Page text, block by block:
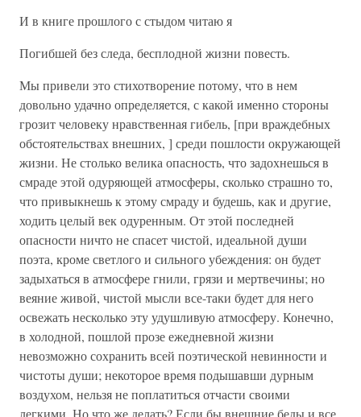
И в книге прошлого с стыдом читаю я
Погибшей без следа, бесплодной жизни повесть.
Мы привели это стихотворение потому, что в нем
довольно удачно определяется, с какой именно стороны
грозит человеку нравственная гибель, [при враждебных
обстоятельствах внешних, ] среди пошлости окружающей
жизни. Не столько велика опасность, что задохнешься в
смраде этой одуряющей атмосферы, сколько страшно то,
что привыкнешь к этому смраду и будешь, как и другие,
ходить целый век одуренным. От этой последней
опасности ничто не спасет чистой, идеальной души
поэта, кроме светлого и сильного убеждения: он будет
задыхаться в атмосфере гнили, грязи и мертвечины; но
веяние живой, чистой мысли все-таки будет для него
освежать несколько эту удушливую атмосферу. Конечно,
в холодной, пошлой прозе ежедневной жизни
невозможно сохранить всей поэтической невинности и
чистоты души; некоторое время подышавши дурным
воздухом, нельзя не поплатиться отчасти своими
легкими. Но что же делать? Если бы внешние беды и все